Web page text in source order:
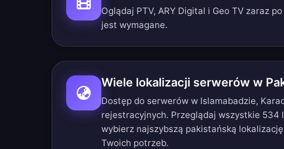
Oglądaj PTV, ARY Digital i Geo TV zaraz
jest wymagane.
Wiele lokalizacji serwerów w
Dostęp do serwerów w Islamabadzie,
rejestracyjnych. Przeglądaj wszystkie 534
wybierz najszybszą pakistańską
Twoich potrzeb.